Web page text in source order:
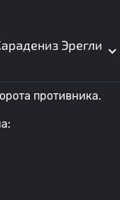
Эрегли
противника.